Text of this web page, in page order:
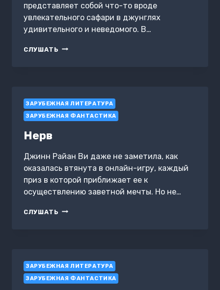
представляет собой что-то вроде
увлекательного сафари в джунглях
удивительного и неведомого. В…
СЛУШАТЬ FANTASSTIC.
ЗАРУБЕЖНАЯ ЛИТЕРАТУРА
ЗАРУБЕЖНАЯ ФАНТАСТИКА
Нерв
Джинн Райан Ви даже не заметила, как
оказалась втянута в онлайн-игру, каждый
приз в которой приближает ее к
осуществлению заветной мечты. Но не…
СЛУШАТЬ НЕРВ
ЗАРУБЕЖНАЯ ЛИТЕРАТУРА
ЗАРУБЕЖНАЯ ФАНТАСТИКА